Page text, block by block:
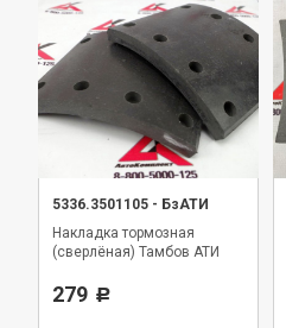
5336.3501105 - БзАТИ
Накладка тормозная
(сверлёная) Тамбов АТИ
279 Р